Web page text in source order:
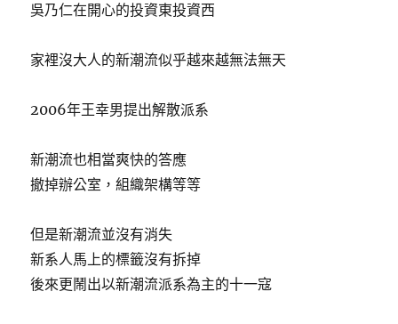
吳乃仁在開心的投資東投資西
家裡沒大人的新潮流似乎越來越無法無天
2006年王幸男提出解散派系
新潮流也相當爽快的答應
撤掉辦公室，組織架構等等
但是新潮流並沒有消失
新系人馬上的標籤沒有拆掉
後來更鬧出以新潮流派系為主的十一寇